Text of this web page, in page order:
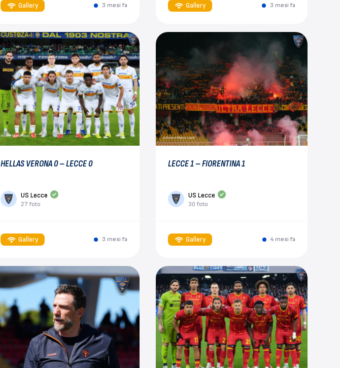
Gallery 3 mesi fa Gallery 3 mesi fa
HELLAS VERONA 0 – LECCE 0
US Lecce
27 foto
Gallery 3 mesi fa
LECCE 1 – FIORENTINA 1
US Lecce
30 foto
Gallery 4 mesi fa